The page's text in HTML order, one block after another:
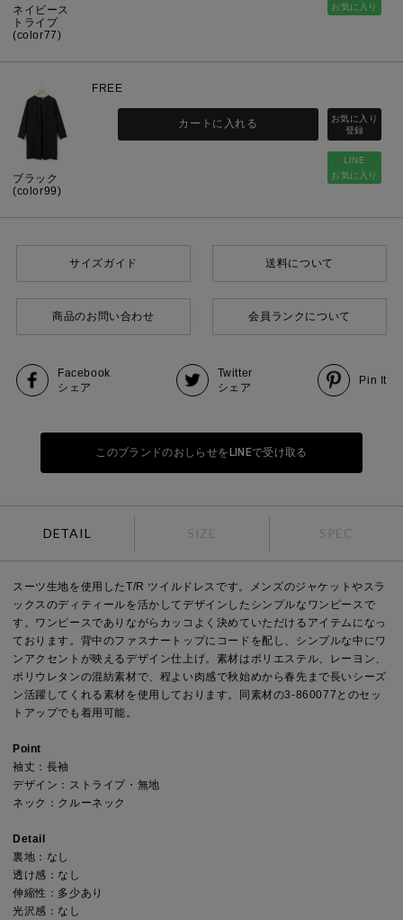
ネイビース
トライプ
(color77)
お気に入り
ブラック
(color99)
FREE
LINE
お気に入り
カートに入れる
サイズガイド 送料について
商品のお問い合わせ 会員ランクについて
Facebook
シェア
Twitter
シェア
Pin It
このブランドのおしらせをLINEで受け取る
DETAIL SIZE SPEC
スーツ生地を使用したT/R ツイルドレスです。メンズのジャケットやスラ
ックスのディティールを活かしてデザインしたシンプルなワンピースで
す。ワンピースでありながらカッコよく決めていただけるアイテムになっ
ております。背中のファスナートップにコードを配し、シンプルな中にワ
ンアクセントが映えるデザイン仕上げ。素材はポリエステル、レーヨン、
ポリウレタンの混紡素材で、程よい肉感で秋始めから春先まで長いシーズ
ン活躍してくれる素材を使用しております。同素材の3-860077とのセッ
トアップでも着用可能。
Point
袖丈：長袖
デザイン：ストライプ・無地
ネック：クルーネック
Detail
裏地：なし
透け感：なし
伸縮性：多少あり
光沢感：なし